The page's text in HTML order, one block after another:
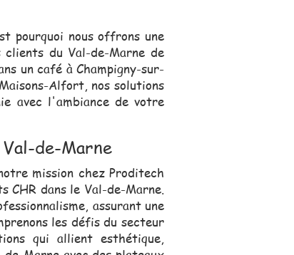
pourquoi nous offrons une
du Val-de-Marne de
un café à Champigny-sur-
Alfort, nos solutions
avec l'ambiance de votre
Val-de-Marne
mission chez Proditech
CHR dans le Val-de-Marne.
assurant une
les défis du secteur
qui allient esthétique,